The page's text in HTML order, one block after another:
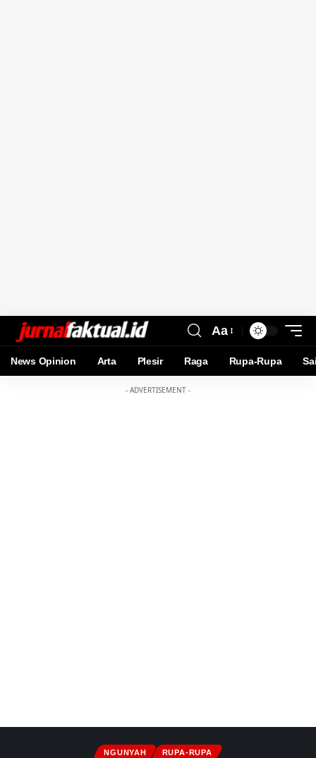
Aa
News Opinion Arta Plesir Raga Rupa-Rupa
- ADVERTISEMENT -
NGUNYAH RUPA-RUPA